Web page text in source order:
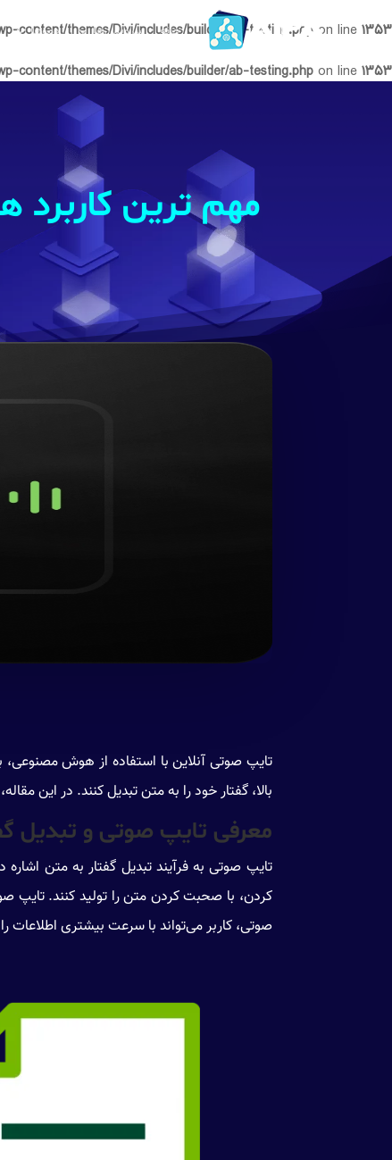
content/themes/Divi/includes/builder/ab-testing.php on line ۱۳۵۳
content/themes/Divi/includes/builder/ab-testing.php on line ۱۳۵۳
خانه سرویس‌ها دموها
تایپ صوتی آنلاین با استفاده از هوش مصنوعی،
بالا، گفتار خود را به متن تبدیل کنند. در این
معرفی تایپ صوتی و تبدیل
تایپ صوتی به فرآیند تبدیل گفتار به متن
کردن، با صحبت کردن متن را تولید کنند. تایپ
صوتی، کاربر می‌تواند با سرعت بیشتری اطلاعات